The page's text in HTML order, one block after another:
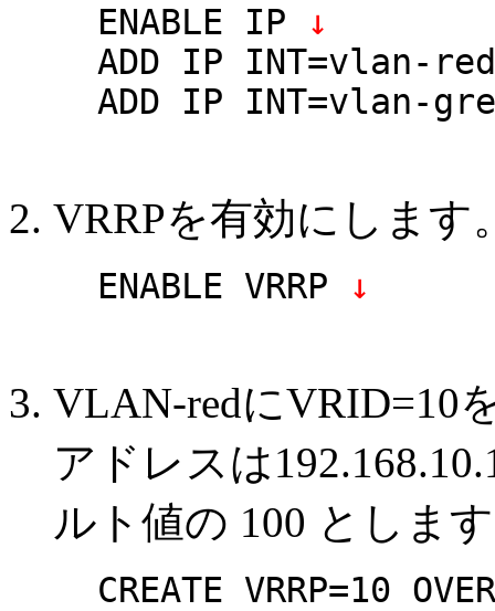
ENABLE IP ↓
ADD IP INT=vlan-
ADD IP INT=vlan-
VRRPを有効にします
ENABLE VRRP ↓
VLAN-redにVRID=10
アドレスは
ルト値の 100 としま
CREATE VRRP=10